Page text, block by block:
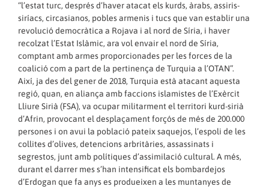
“l’estat turc, després d’haver atacat els kurds, àrabs, assiris-
siríacs, circasianos, pobles armenis i tucs que van establir una
revolució democràtica a Rojava i al nord de Síria, i haver
recolzat l’Estat Islàmic, ara vol envair el nord de Síria,
comptant amb armes proporcionades per les forces de la
coalició com a part de la pertinença de Turquia a l’OTAN”.
Així, ja des del gener de 2018, Turquia està atacant aquesta
regió, quan, en aliança amb faccions islamistes de l’Exèrcit
Lliure Sirià (FSA), va ocupar militarment el territori kurd-sirià
d’Afrin, provocant el desplaçament forçós de més de 200.000
persones i on avui la població pateix saquejos, l’espoli de les
collites d’olives, detencions arbritàries, assassinats i
segrestos, junt amb polítiques d’assimilació cultural. A més,
durant el darrer mes s’han intensificat els bombardejos
d’Erdogan que fa anys es produeixen a les muntanyes de